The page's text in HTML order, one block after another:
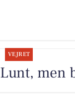
VEJRET
Lunt, men